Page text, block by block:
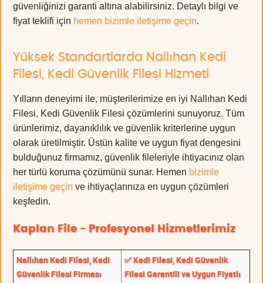
güvenliğinizi garanti altına alabilirsiniz. Detaylı bilgi ve
fiyat teklifi için hemen bizimle iletişime geçin.
Yüksek Standartlarda Nallıhan Kedi
Filesi, Kedi Güvenlik Filesi Hizmeti
Yılların deneyimi ile, müşterilerimize en iyi Nallıhan Kedi
Filesi, Kedi Güvenlik Filesi çözümlerini sunuyoruz. Tüm
ürünlerimiz, dayanıklılık ve güvenlik kriterlerine uygun
olarak üretilmiştir. Üstün kalite ve uygun fiyat dengesini
bulduğunuz firmamız, güvenlik fileleriyle ihtiyacınız olan
her türlü koruma çözümünü sunar. Hemen bizimle
iletişime geçin ve ihtiyaçlarınıza en uygun çözümleri
keşfedin.
Kaplan File - Profesyonel Hizmetlerimiz
Nallıhan Kedi Filesi, Kedi
Güvenlik Filesi Firması
✅ Kedi Filesi, Kedi Güvenlik
Filesi Garantili ve Uygun Fiyatlı